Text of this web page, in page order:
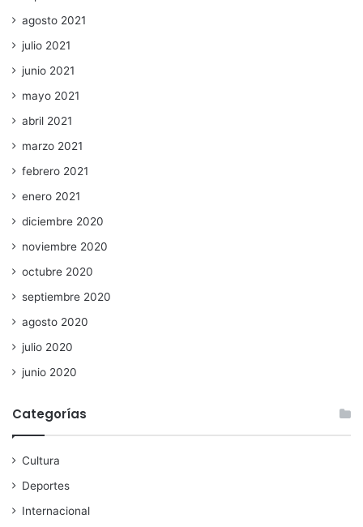
agosto 2021
julio 2021
junio 2021
mayo 2021
abril 2021
marzo 2021
febrero 2021
enero 2021
diciembre 2020
noviembre 2020
octubre 2020
septiembre 2020
agosto 2020
julio 2020
junio 2020
Categorías
Cultura
Deportes
Internacional